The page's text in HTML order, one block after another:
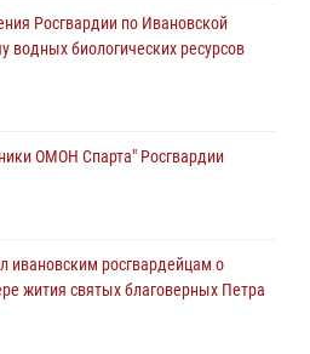
в Управлении Росгвардии по
Росгвардии по Ивановской
водных биологических ресурсов
ОМОН Спарта" Росгвардии
ивановским росгвардейцам о
жития святых благоверных Петра